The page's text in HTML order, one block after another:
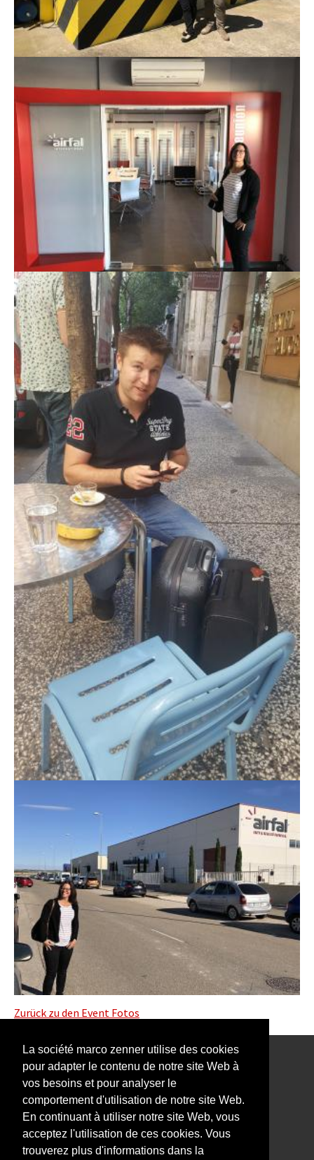
La société marco zenner utilise des cookies
pour adapter le contenu de notre site Web à
vos besoins et pour analyser le
comportement d'utilisation de notre site Web.
En continuant à utiliser notre site Web, vous
acceptez l'utilisation de ces cookies. Vous
trouverez plus d'informations dans la
Zurück zu den Event Fotos
Notre Newsletter vous intéresse?
Impressum